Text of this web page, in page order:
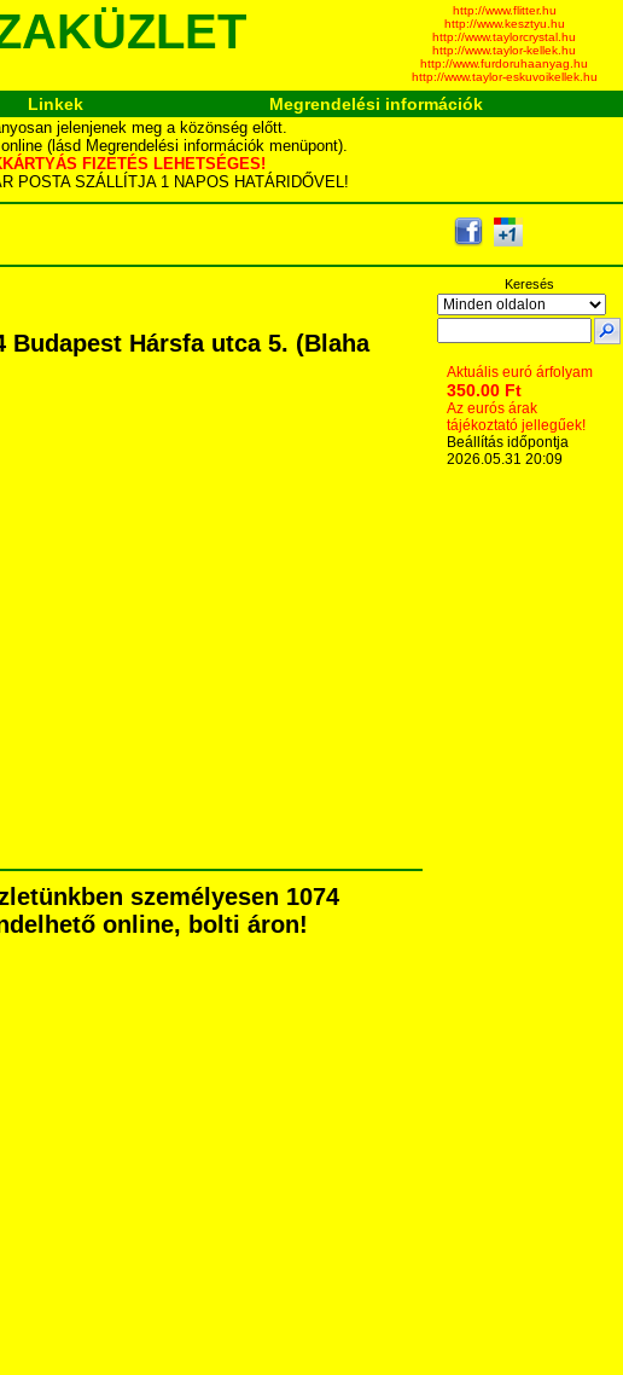
http://www.flitter.hu
http://www.kesztyu.hu
http://www.taylorcrystal.hu
http://www.taylor-kellek.hu
http://www.furdoruhaanyag.hu
http://www.taylor-eskuvoikellek.hu
Linkek Megrendelési információk
jelenjenek meg a közönség előtt.
(lásd Megrendelési információk menüpont).
FIZETÉS LEHETSÉGES!
POSTA SZÁLLÍTJA 1 NAPOS HATÁRIDŐVEL!
Budapest Hársfa utca 5. (Blaha
személyesen 1074
online, bolti áron!
Keresés
Aktuális euró árfolyam
350.00 Ft
Az eurós árak
tájékoztató jellegűek!
Beállítás időpontja
2026.05.31 20:09